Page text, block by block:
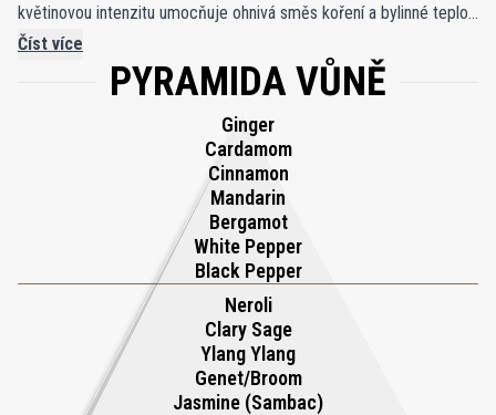
květinovou intenzitu umocňuje ohnivá směs koření a bylinné teplo
šalvěje. Není to jen parfém, ale pozvání k přijetí svých
nejvášnivějších a nezkrotných tužeb. Jasmin Rouge, umístěný v
neomluvitelné sebedůvěry. Věrná inovativnímu odkazu Toma Forda
se tato vůně vymyká konvenčním, překračuje tradiční hranice a
nabízí čichový zážitek, který je stejně luxusní jako odvážný. S
Jasmin Rouge je každý sprej cestou do světa přepychu, který vás
vybízí k tomu, abyste byli nebojácní, odvážní a nepopiratelně
uchvacující.
Číst více
PYRAMIDA VŮNĚ
Ginger
Cardamom
Cinnamon
Mandarin
Bergamot
White Pepper
Black Pepper
Neroli
Clary Sage
Ylang Ylang
Genet/Broom
Jasmine (Sambac)